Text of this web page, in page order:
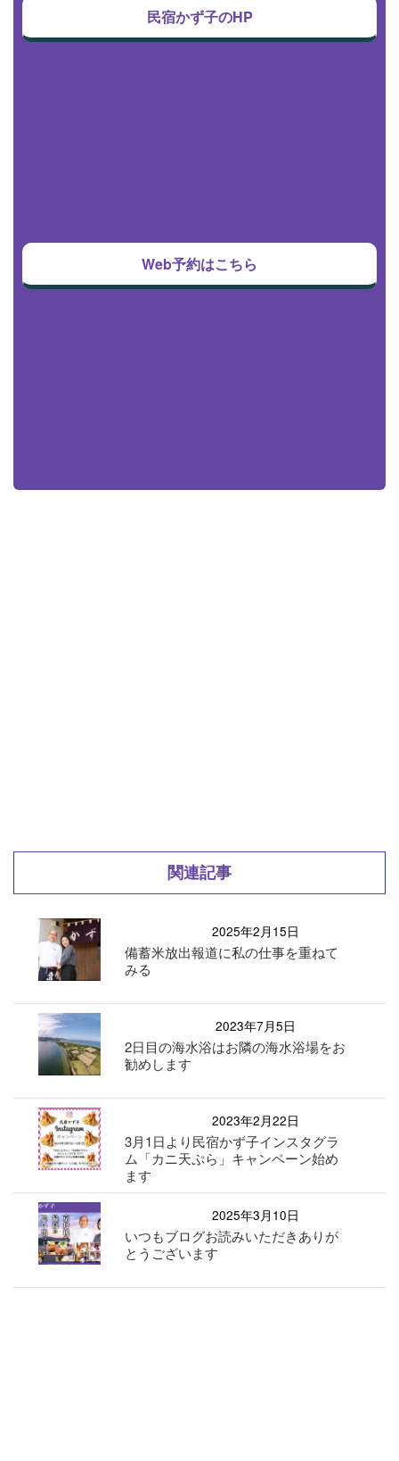
民宿かず子のHP
Web予約はこちら
関連記事
2025年2月15日
備蓄米放出報道に私の仕事を重ねて
みる
2023年7月5日
2日目の海水浴はお隣の海水浴場をお
勧めします
2023年2月22日
3月1日より民宿かず子インスタグラ
ム「カニ天ぷら」キャンペーン始め
ます
2025年3月10日
いつもブログお読みいただきありが
とうございます